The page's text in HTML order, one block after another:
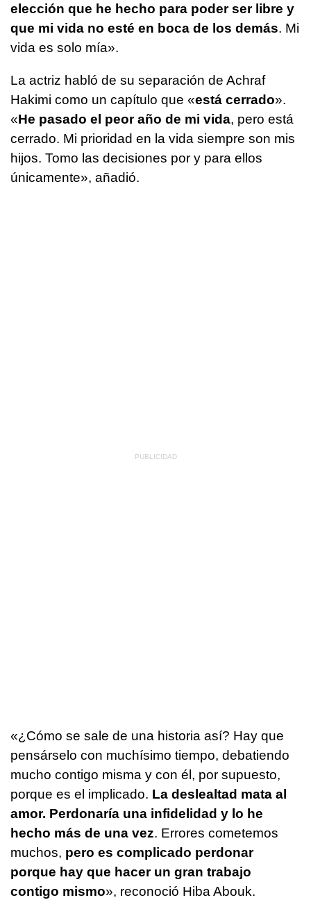
elección que he hecho para poder ser libre y
que mi vida no esté en boca de los demás. Mi
vida es solo mía».
La actriz habló de su separación de Achraf
Hakimi como un capítulo que «está cerrado».
«He pasado el peor año de mi vida, pero está
cerrado. Mi prioridad en la vida siempre son mis
hijos. Tomo las decisiones por y para ellos
únicamente», añadió.
«¿Cómo se sale de una historia así? Hay que
pensárselo con muchísimo tiempo, debatiendo
mucho contigo misma y con él, por supuesto,
porque es el implicado. La deslealtad mata al
amor. Perdonaría una infidelidad y lo he
hecho más de una vez. Errores cometemos
muchos, pero es complicado perdonar
porque hay que hacer un gran trabajo
contigo mismo», reconoció Hiba Abouk.